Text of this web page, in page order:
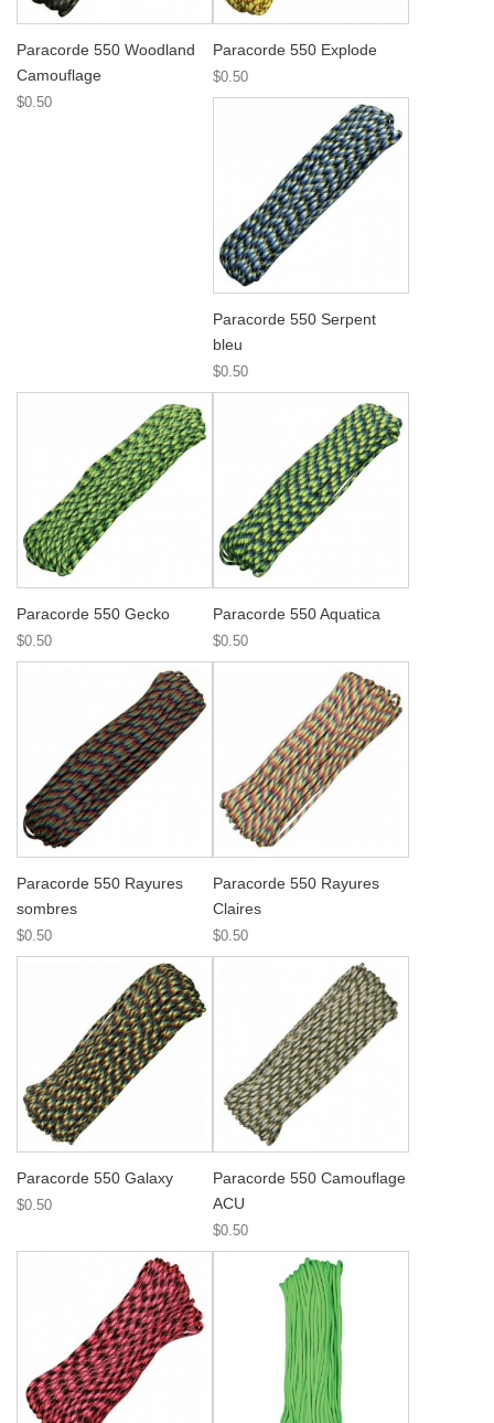
Paracorde 550 Woodland
Camouflage
$0.50
Paracorde 550 Explode
$0.50
Paracorde 550 Serpent
bleu
$0.50
Paracorde 550 Gecko
$0.50
Paracorde 550 Aquatica
$0.50
Paracorde 550 Rayures
sombres
$0.50
Paracorde 550 Rayures
Claires
$0.50
Paracorde 550 Galaxy
$0.50
Paracorde 550 Camouflage
ACU
$0.50